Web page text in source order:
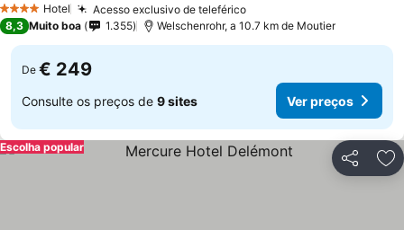
4 EstrelasHotel Acesso exclusivo de teleférico
8,3 Muito boa 1.355 Welschenrohr, a 10.7 km de Moutier
De € 249
Consulte os preços de 9 sites Ver preços
Partilhar
Escolha popular